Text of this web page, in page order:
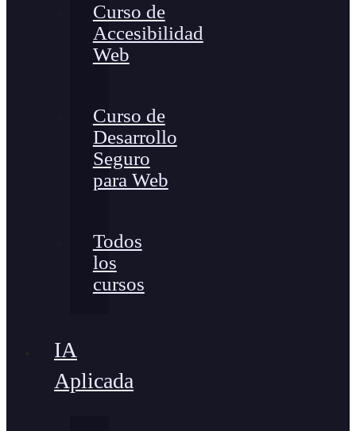
Curso de
Accesibilidad
Web
Curso de
Desarrollo
Seguro
para Web
Todos
los
cursos
IA
Aplicada